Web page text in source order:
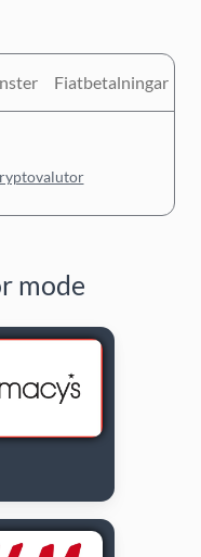
Fiatbetalningar
mode